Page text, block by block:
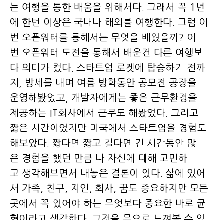
는 여행을 통한 배움을 위해서다. 그래서 꼭 1년
에 한번 이상은 국내나 해외를 여행한다. 그럼 이
번 오픈워터를 통해서는 무엇을 배웠을까? 이
번 오픈워터 도전을 통해서 배운건 다른 여행보
다 의미가 컸다. 스타트업 로켓에 탑승하기 전까
지, 방세를 내며 여름 방학동안 공모전 공장을
운영해봤었고, 개발자에게는 좋은 근무환경을
제공하는 IT회사에서 근무도 해봤었다. 그리고
짧은 시간이었지만 미국에서 스타트업을 경험도
해보았다. 짧다면 짧고 길다면 긴 시간동안 많
은 경험을 했던 만큼 나 자신에 대해 고민하
고 생각해보면서 내놓은 결론이 있다. 삶에 있어
서 가족, 친구, 지인, 회사, 꿈도 중요하지만 모든
곳에서 꼭 있어야 하는 무엇보다 중요한 바로 균